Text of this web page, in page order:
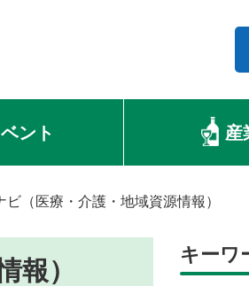
ント 産
ビ（医療・介護・地域資源情報）
報）
キーワ